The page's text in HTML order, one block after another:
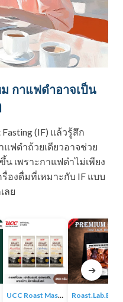
กาแฟดำอาจเป็น
(IF) แล้วรู้สึก
ฟดำถ้วยเดียวอาจช่วย
เพราะกาแฟดำไม่เพียง
องดื่มที่เหมาะกับ IF แบบ
ลย
UCC Roast Master กาแฟคั่วบด 250 ก.
➔